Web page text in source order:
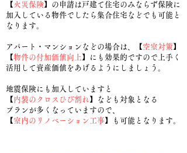
【 火災保険】の申請は戸建て住宅のみならず保険に
加入している物件でしたら集合住宅など でも可能と
なります。
​アパート・マンションなどの場合は、【空室対策】
【物件の付加価値向上 】にも効果的 ですので上手く
活用して資産価値をあげるようにしましょう​。
地震保険にも加入していますと
【内装のクロスひび割れ】なども対象となる
プランが多く​なっていますので、
【室内のリノベーション工事】も可能となります。